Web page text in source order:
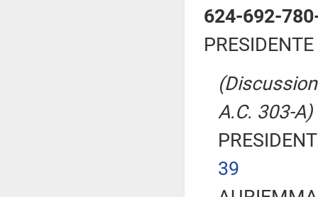
624-692-
A.C. 303-A)
39